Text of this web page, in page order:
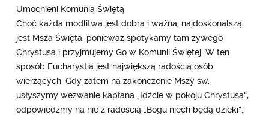
Umocnieni Komunią Świętą
Choć każda modlitwa jest dobra i ważna, najdoskonalszą
jest Msza Święta, ponieważ spotykamy tam żywego
Chrystusa i przyjmujemy Go w Komunii Świętej. W ten
sposób Eucharystia jest największą radością osób
wierzących. Gdy zatem na zakończenie Mszy św.
usłyszymy wezwanie kapłana „Idźcie w pokoju Chrystusa”,
odpowiedzmy na nie z radością „Bogu niech będą dzięki”.